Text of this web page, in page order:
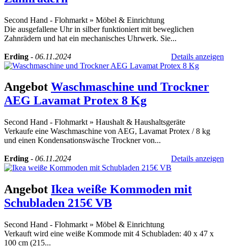
Second Hand - Flohmarkt » Möbel & Einrichtung
Die ausgefallene Uhr in silber funktioniert mit beweglichen
Zahnrädern und hat ein mechanisches Uhrwerk. Sie...
Erding - 06.11.2024 Details anzeigen
Angebot Waschmaschine und Trockner
AEG Lavamat Protex 8 Kg
Second Hand - Flohmarkt » Haushalt & Haushaltsgeräte
Verkaufe eine Waschmaschine von AEG, Lavamat Protex / 8 kg
und einen Kondensationswäsche Trockner von...
Erding - 06.11.2024 Details anzeigen
Angebot Ikea weiße Kommoden mit
Schubladen 215€ VB
Second Hand - Flohmarkt » Möbel & Einrichtung
Verkauft wird eine weiße Kommode mit 4 Schubladen: 40 x 47 x
100 cm (215...